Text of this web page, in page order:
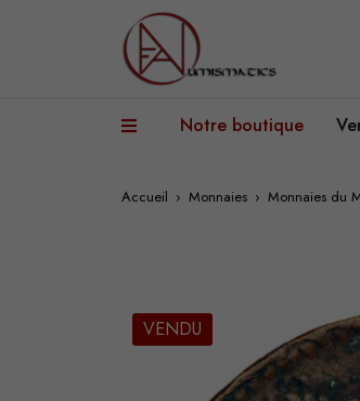
Notre boutique
Accueil › Monnaies › Monnaies du
VENDU